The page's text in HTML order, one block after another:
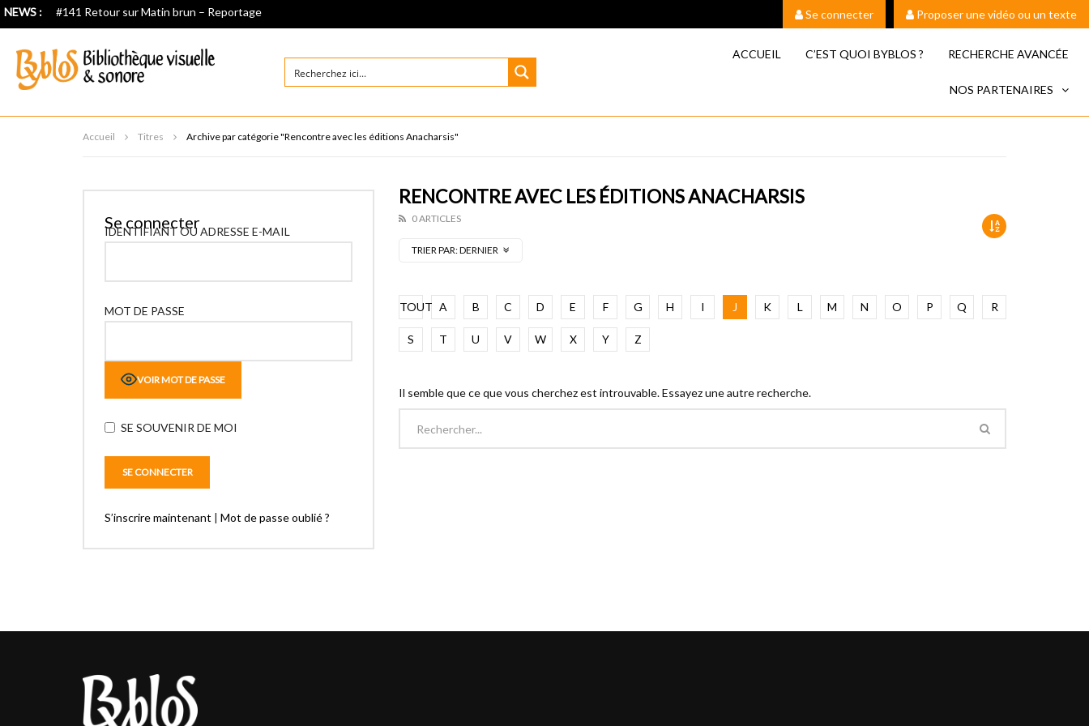
NEWS : #141 Retour sur Matin brun – Reportage Se connecter Proposer une vidéo ou un texte
ACCUEIL C’EST QUOI BYBLOS ? RECHERCHE AVANCÉE
NOS PARTENAIRES
Accueil Titres Archive par catégorie "Rencontre avec les éditions Anacharsis"
RENCONTRE AVEC LES ÉDITIONS ANACHARSIS
0 ARTICLES
TRIER PAR:DERNIER
TOUT A B C D E F G H I J K L M N O P Q R
S T U V W X Y Z
Il semble que ce que vous cherchez est introuvable. Essayez une autre recherche.
Se connecter
IDENTIFIANT OU ADRESSE E-MAIL
MOT DE PASSE
VOIR MOT DE PASSE
SE SOUVENIR DE MOI
S’inscrire maintenant | Mot de passe oublié ?